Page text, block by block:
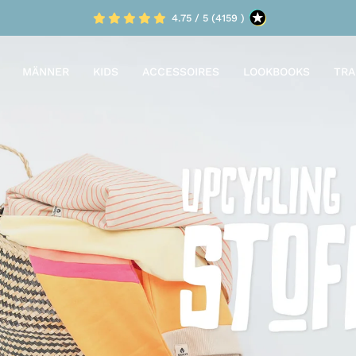
4.75 / 5 (4159 )
MÄNNER KIDS ACCESSOIRES LOOKBOOKS